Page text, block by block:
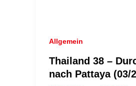
Allgemein
Thailand 38 –
nach Pattaya (03/